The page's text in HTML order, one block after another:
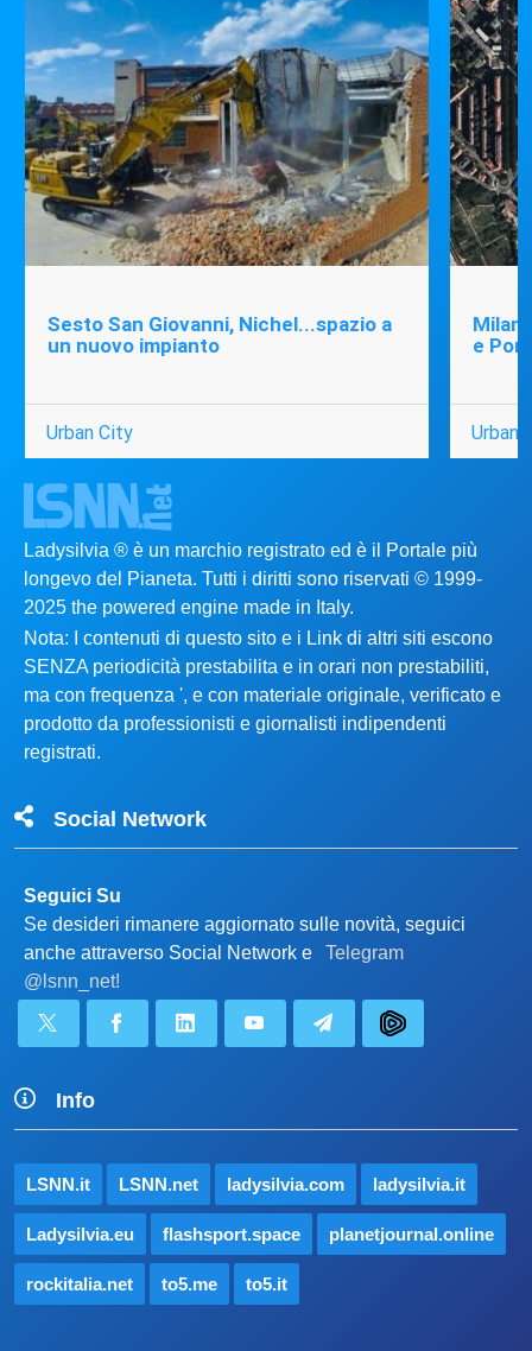
Sesto San Giovanni, Nichel...spazio a
un nuovo impianto
Urban City
e
Urban
Ladysilvia ® è un marchio registrato ed è il Portale più
longevo del Pianeta. Tutti i diritti sono riservati © 1999-
2025 the powered engine made in Italy.
Nota: I contenuti di questo sito e i Link di altri siti escono
SENZA periodicità prestabilita e in orari non prestabiliti,
ma con frequenza ', e con materiale originale, verificato e
prodotto da professionisti e giornalisti indipendenti
registrati.
Social Network
Seguici Su
Se desideri rimanere aggiornato sulle novità, seguici
anche attraverso Social Network e
Telegram
@lsnn_net!
Info
LSNN.it LSNN.net ladysilvia.com ladysilvia.it
Ladysilvia.eu flashsport.space planetjournal.online
rockitalia.net to5.me to5.it